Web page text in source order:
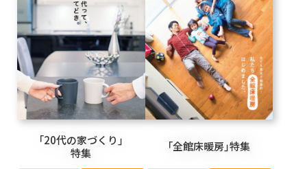
「20代の家づくり」
特集
「全館床暖房」特集